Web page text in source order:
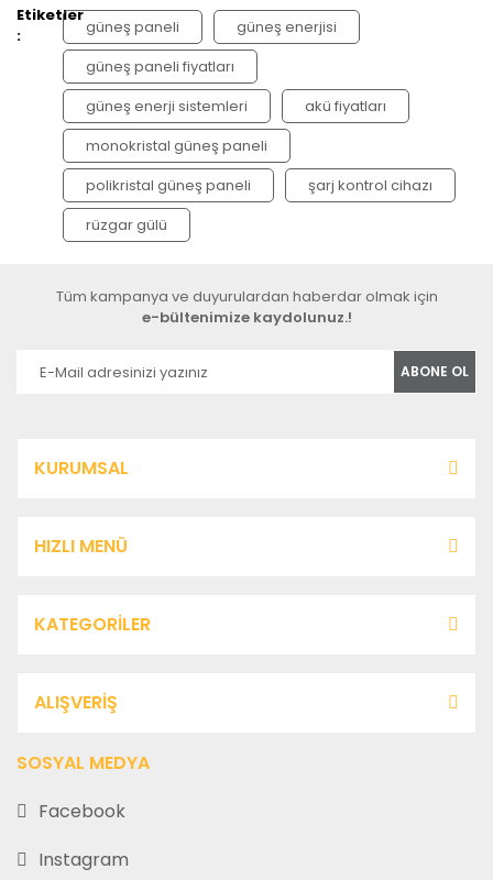
Etiketler
:
güneş paneli
güneş enerjisi
güneş paneli fiyatları
güneş enerji sistemleri
akü fiyatları
monokristal güneş paneli
polikristal güneş paneli
şarj kontrol cihazı
rüzgar gülü
Tüm kampanya ve duyurulardan haberdar olmak için
e-bültenimize kaydolunuz.!
ABONE OL
KURUMSAL
HIZLI MENÜ
KATEGORİLER
ALIŞVERİŞ
SOSYAL MEDYA
Facebook
Instagram